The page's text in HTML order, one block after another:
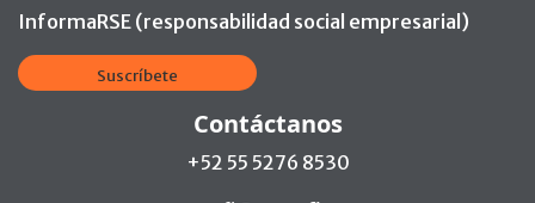
InformaRSE (responsabilidad social empresarial)
Suscríbete
Contáctanos
+52 55 5276 8530